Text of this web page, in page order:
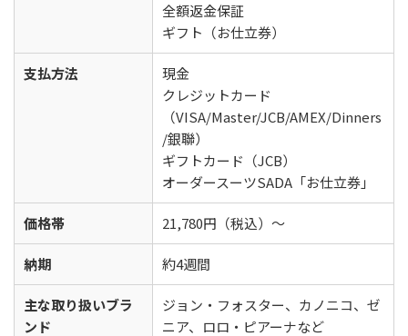
全額返金保証
ギフト（お仕立券）
支払方法
現金
クレジットカード
（VISA/Master/JCB/AMEX/Dinners
/銀聯）
ギフトカード（JCB）
オーダースーツSADA「お仕立券」
価格帯 21,780円（税込）〜
納期 約4週間
主な取り扱いブラ
ンド
ジョン・フォスター、カノニコ、ゼ
ニア、ロロ・ピアーナなど